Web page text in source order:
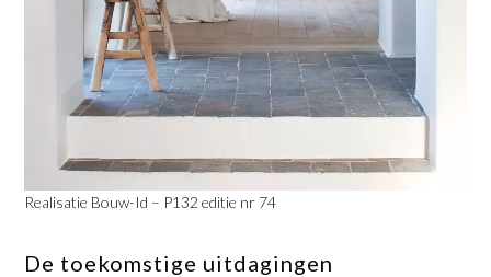
Realisatie Bouw-Id – P132 editie nr 74
De toekomstige uitdagingen